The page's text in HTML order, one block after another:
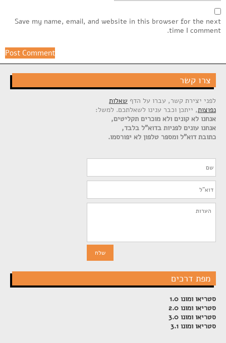
Save my name, email, and website in this browser for the next
time I comment.
צרו קשר
לפני יצירת קשר, עברו על הדף שאלות
נפוצות, ייתכן וכבר ענינו לשאלתכם. למשל:
אנחנו לא קונים ולא מוכרים תקליטים,
אנחנו עונים לפניות בדוא"ל בלבד,
כתובת דוא"ל ומספר טלפון לא יפורסמו.
מפת דרכים
סטריאו ומונו 1.0
סטריאו ומונו 2.0
סטריאו ומונו 3.0
סטריאו ומונו 3.1